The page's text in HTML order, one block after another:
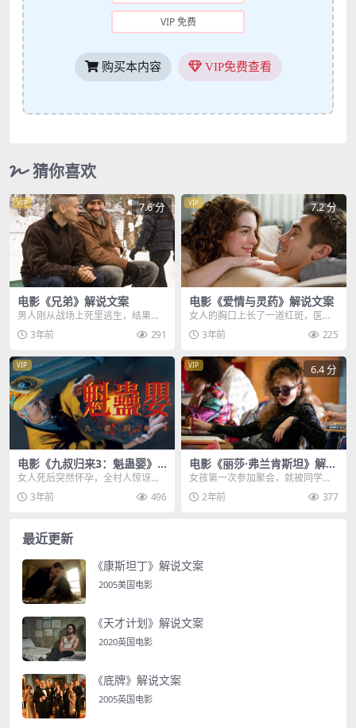
VIP 免费
购买本内容 VIP免费查看
猜你喜欢
VIP 7.6 分
电影《兄弟》解说文案
男人刚从战场上死里逃生，结果刚
回家就喜提绿帽一顶，妻子和亲兄
弟的双双背叛，让他怀...
3年前 291
VIP 7.2 分
电影《爱情与灵药》解说文案
女人的胸口上长了一道红斑，医生
示意她解开衬衫钮扣以便检查，一
旁的实习医生则死死的...
3年前 225
VIP
电影《九叔归来3：魁蛊婴》
解说文案
女人死后突然怀孕，全村人惊讶不
已，他肚子大了，大师掐指一算，
不好，鬼产子，原来，...
3年前 496
VIP 6.4 分
电影《丽莎·弗兰肯斯坦》解说
文案
女孩第一次参加聚会，就被同学下
了药，意识逐渐模糊，但没有人上
前搭救，这时猎人出现...
2年前 377
最近更新
《康斯坦丁》解说文案
2005美国电影
《天才计划》解说文案
2020英国电影
《底牌》解说文案
2005英国电影